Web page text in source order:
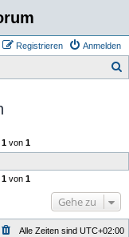
Anmelden
Registrieren
1von 1
1von 1
Gehe zu
Alle Zeiten sind UTC+02:00